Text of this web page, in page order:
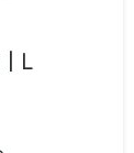
| L